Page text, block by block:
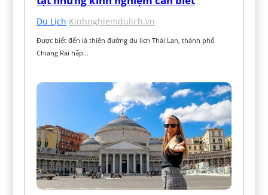
Du Lịch·Kinhnghiemdulich.vn
Được biết đến là thiên đường du lịch Thái Lan, thành phố
Chiang Rai hấp…